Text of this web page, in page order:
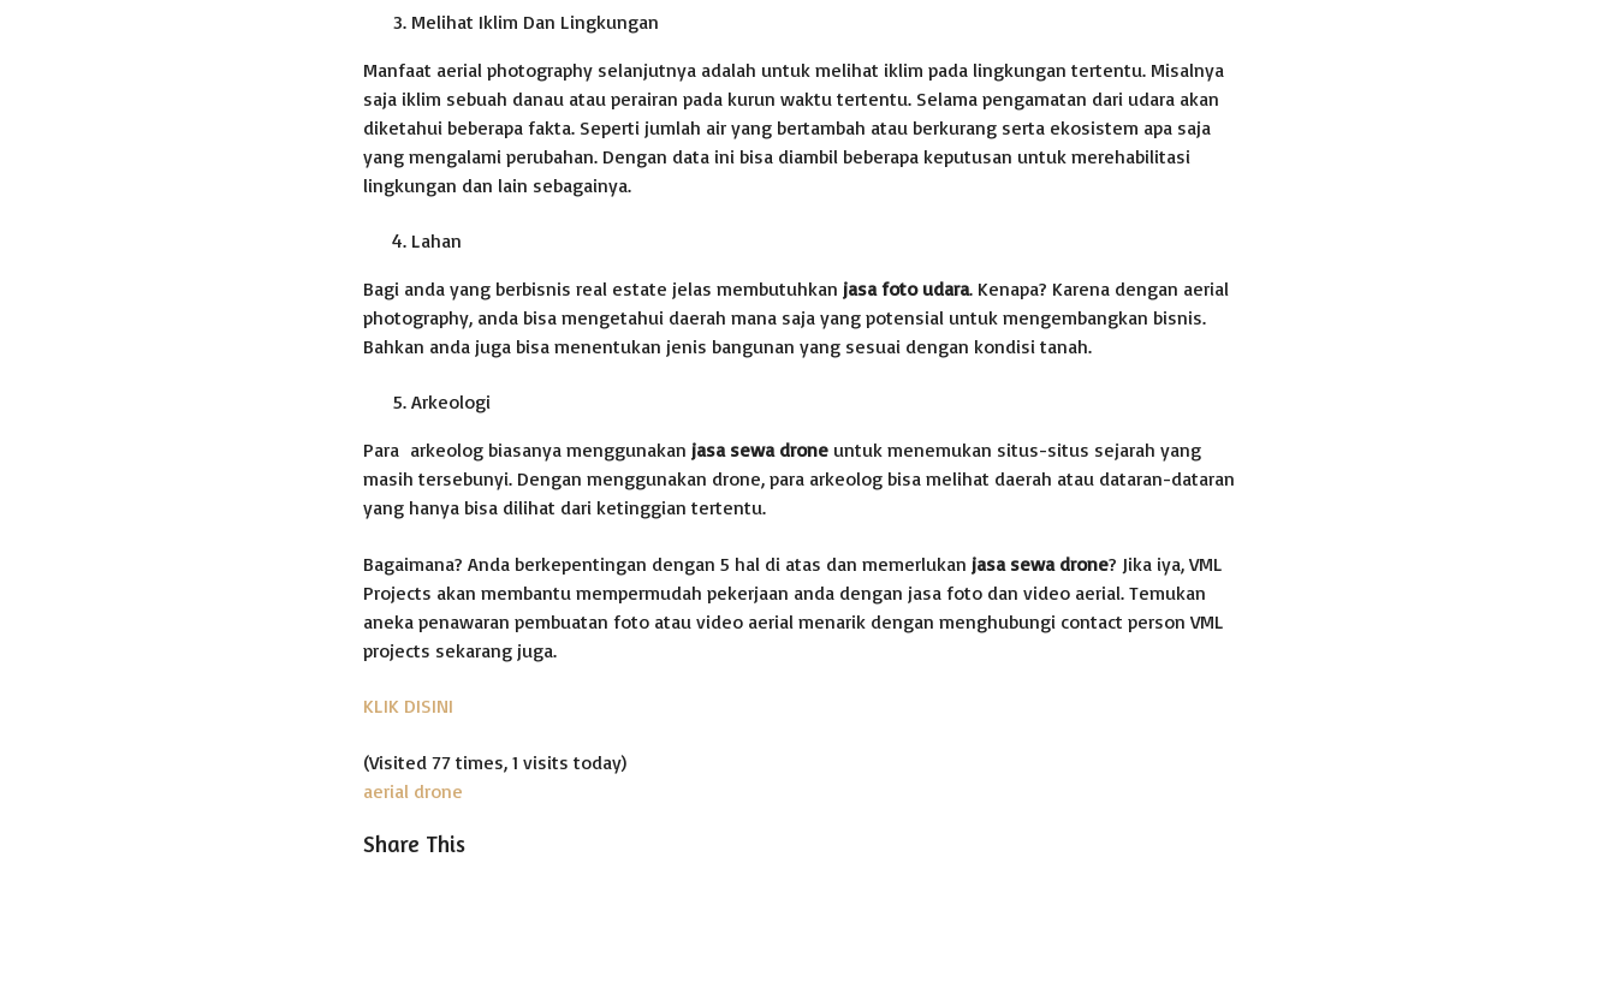
Melihat Iklim Dan Lingkungan
Manfaat aerial photography selanjutnya adalah untuk melihat iklim pada lingkungan tertentu. Misalnya
saja iklim sebuah danau atau perairan pada kurun waktu tertentu. Selama pengamatan dari udara akan
diketahui beberapa fakta. Seperti jumlah air yang bertambah atau berkurang serta ekosistem apa saja
yang mengalami perubahan. Dengan data ini bisa diambil beberapa keputusan untuk merehabilitasi
lingkungan dan lain sebagainya.
Lahan
Bagi anda yang berbisnis real estate jelas membutuhkan jasa foto udara. Kenapa? Karena dengan aerial
photography, anda bisa mengetahui daerah mana saja yang potensial untuk mengembangkan bisnis.
Bahkan anda juga bisa menentukan jenis bangunan yang sesuai dengan kondisi tanah.
Arkeologi
Para arkeolog biasanya menggunakan jasa sewa drone untuk menemukan situs-situs sejarah yang
masih tersebunyi. Dengan menggunakan drone, para arkeolog bisa melihat daerah atau dataran-dataran
yang hanya bisa dilihat dari ketinggian tertentu.
Bagaimana? Anda berkepentingan dengan 5 hal di atas dan memerlukan jasa sewa drone? Jika iya, VML
Projects akan membantu mempermudah pekerjaan anda dengan jasa foto dan video aerial. Temukan
aneka penawaran pembuatan foto atau video aerial menarik dengan menghubungi contact person VML
projects sekarang juga.
KLIK DISINI
(Visited 77 times, 1 visits today)
aerial drone
Share This